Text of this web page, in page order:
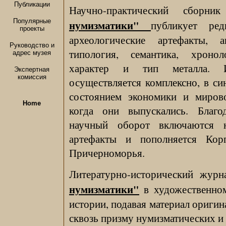
Публикации
Популярные
проекты
Руководство и
адрес музея
Экспертная
комиссия
Home
Научно-практический
нумизматики" публикует
археологические
типология, семантика,
характер и тип металла.
осуществляется комплексно, в
состоянием экономики и
когда они выпускались.
научный оборот включаются
артефакты и пополняется
Причерноморья.
Литературно-исторический
нумизматики" в
истории, подавая материал
сквозь призму нумизматических